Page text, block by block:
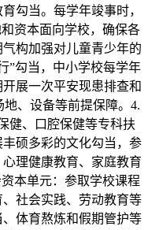
勾当。每学年竣事时，
资本面向学校，确保各
构加强对儿童青少年的
”勾当，中小学校每学年
展一次平安现患排查和
、设备等前提保障。4.
健、口腔保健等专科扶
硕多彩的文化勾当，参
理健康教育、家庭教育
本单元：参取学校课程
社会实践、劳动教育等
体育熬炼和假期管护等